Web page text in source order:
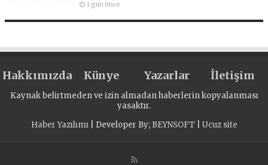
1 gün önce
Hakkımızda Künye Yazarlar İletişim
Kaynak belirtmeden ve izin almadan haberlerin kopyalanması
yasaktır.
Haber Yazılımı| Developer By; BEYNSOFT Ucuz site